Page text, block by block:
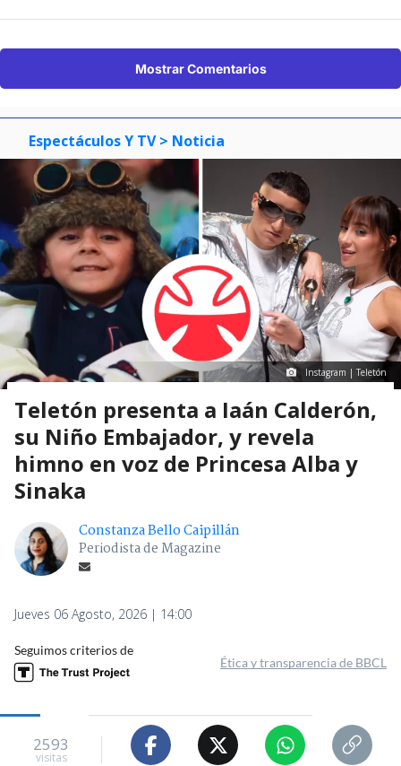
Mostrar Comentarios
Espectáculos Y TV > Noticia
Instagram | Teletón
Teletón presenta a Iaán Calderón,
su Niño Embajador, y revela
himno en voz de Princesa Alba y
Sinaka
Constanza Bello Caipillán
Periodista de Magazine
Jueves 06 Agosto, 2026 | 14:00
Seguimos criterios de
Ética y transparencia de BBCL
2593
visitas